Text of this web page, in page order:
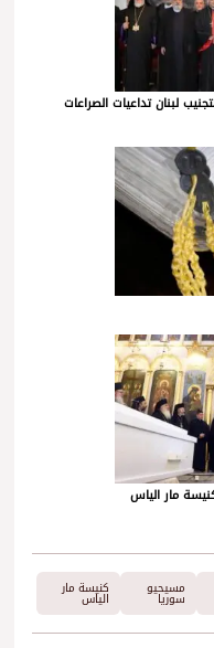
لبنان تداعيات الصراعات
مار الياس
مسيحيو
سوريا
كنيسة مار
الياس